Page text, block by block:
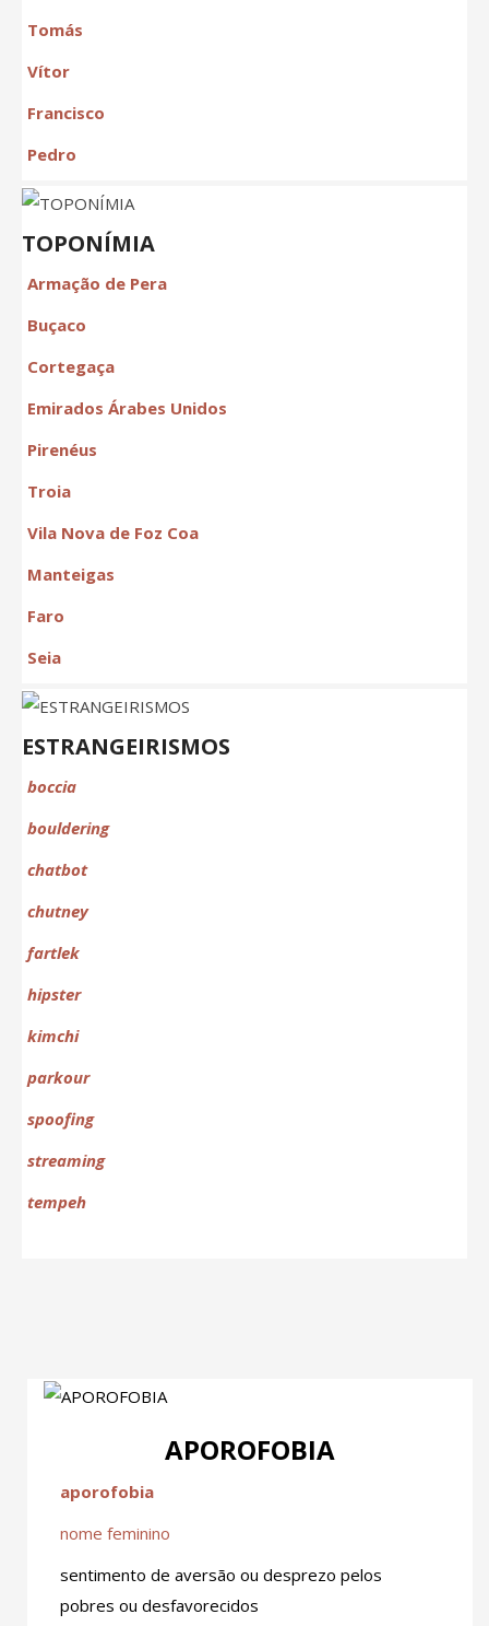
Tomás
Vítor
Francisco
Pedro
TOPONÍMIA
Armação de Pera
Buçaco
Cortegaça
Emirados Árabes Unidos
Pirenéus
Troia
Vila Nova de Foz Coa
Manteigas
Faro
Seia
ESTRANGEIRISMOS
boccia
bouldering
chatbot
chutney
fartlek
hipster
kimchi
parkour
spoofing
streaming
tempeh
APOROFOBIA
aporofobia
nome feminino
sentimento de aversão ou desprezo pelos
pobres ou desfavorecidos